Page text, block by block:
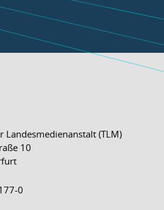
Landesmedienanstalt (TLM)
10
0